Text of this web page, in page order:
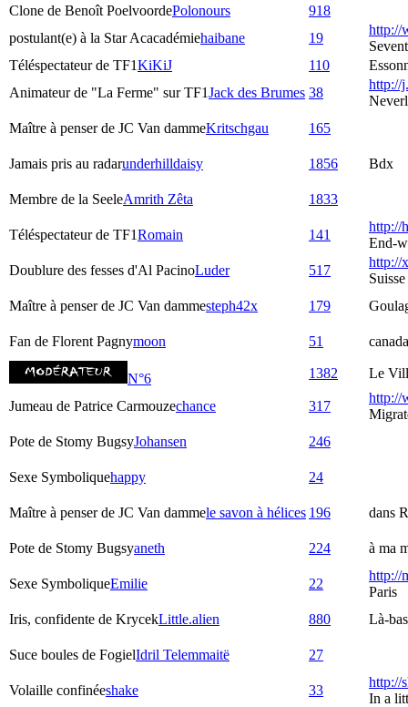
Clone de Benoît PoelvoordePolonours
918
postulant(e) à la Star Acacadémiehaibane 19
http://
Téléspectateur de TF1KiKiJ 110
Animateur de "La Ferme" sur TF1Jack des Brumes 38
http://
Maître à penser de JC Van dammeKritschgau 165
Jamais pris au radarunderhilldaisy 1856 Bdx
Membre de la SeeleAmrith Zêta 1833
Téléspectateur de TF1Romain 141
http://
End-
Doublure des fesses d'Al PacinoLuder 517
http://
Suisse
Maître à penser de JC Van dammesteph42x 179
Fan de Florent Pagnymoon 51 canada
N°6 1382 Le
Jumeau de Patrice Carmouzechance 317
http://
Pote de Stomy BugsyJohansen 246
Sexe Symboliquehappy 24
Maître à penser de JC Van dammele savon à hélices 196 dans
Pote de Stomy Bugsyaneth 224 à ma
Sexe SymboliqueEmilie 22
http://
Paris
Iris, confidente de KrycekLittle.alien 880 Là-
Suce boules de FogielIdril Telemmaitë 27
Volaille confinéeshake 33
http://
In a